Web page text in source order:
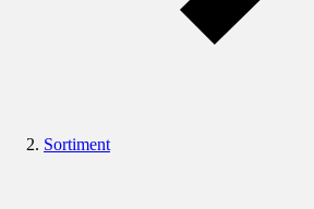
Sortiment